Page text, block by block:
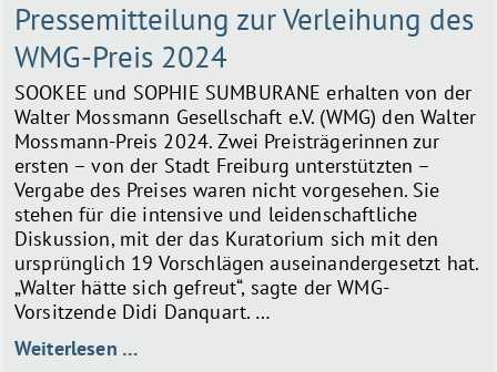
Pressemitteilung zur Verleihung des
WMG-Preis 2024
SOOKEE und SOPHIE SUMBURANE erhalten von der
Walter Mossmann Gesellschaft e.V. (WMG) den Walter
Mossmann-Preis 2024. Zwei Preisträgerinnen zur
ersten – von der Stadt Freiburg unterstützten –
Vergabe des Preises waren nicht vorgesehen. Sie
stehen für die intensive und leidenschaftliche
Diskussion, mit der das Kuratorium sich mit den
ursprünglich 19 Vorschlägen auseinandergesetzt hat.
„Walter hätte sich gefreut“, sagte der WMG-
Vorsitzende Didi Danquart. …
Weiterlesen …